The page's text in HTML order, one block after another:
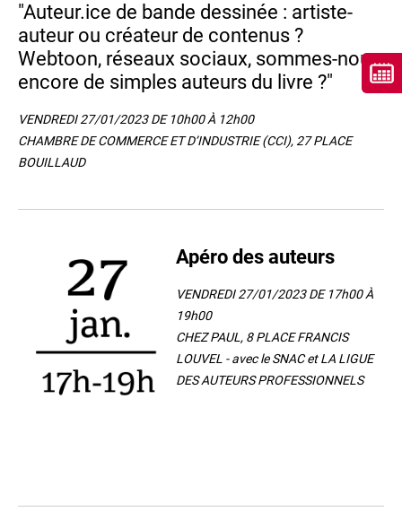
"Auteur.ice de bande dessinée : artiste-
auteur ou créateur de contenus ?
Webtoon, réseaux sociaux, sommes-nous
encore de simples auteurs du livre ?"
VENDREDI 27/01/2023 DE 10h00 À 12h00
CHAMBRE DE COMMERCE ET D’INDUSTRIE (CCI), 27 PLACE
BOUILLAUD
Apéro des auteurs
VENDREDI 27/01/2023 DE 17h00 À
19h00
CHEZ PAUL, 8 PLACE FRANCIS
LOUVEL - avec le SNAC et LA LIGUE
DES AUTEURS PROFESSIONNELS